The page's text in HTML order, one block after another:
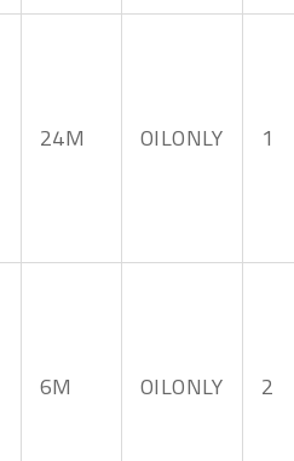
24M OILONLY 1
6M OILONLY 2